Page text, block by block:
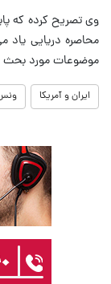
وی تصریح کرده که
محاصره دریایی یاد
موضوعات مورد بحث
ایران و آمریکا